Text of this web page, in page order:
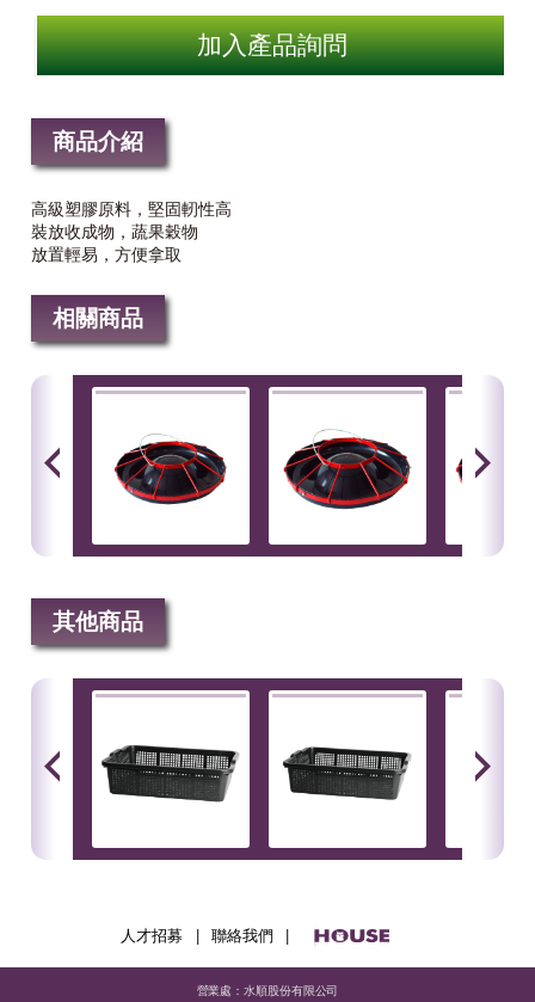
加入產品詢問
商品介紹
高級塑膠原料，堅固軔性高
裝放收成物，蔬果穀物
放置輕易，方便拿取
相關商品
其他商品
人才招募 聯絡我們
營業處：水順股份有限公司